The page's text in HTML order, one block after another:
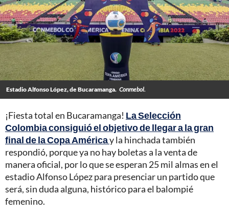
Estadio Alfonso López, de Bucaramanga. Conmebol.
¡Fiesta total en Bucaramanga! La Selección
Colombia consiguió el objetivo de llegar a la gran
final de la Copa Américay la hinchada también
respondió, porque ya no hay boletas a la venta de
manera oficial, por lo que se esperan 25 mil almas en el
estadio Alfonso López para presenciar un partido que
será, sin duda alguna, histórico para el balompié
femenino.